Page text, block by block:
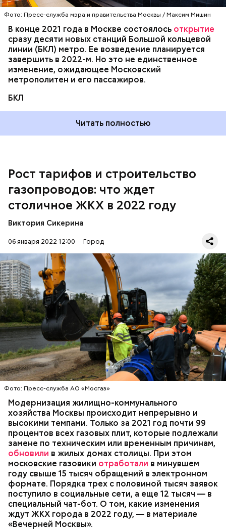
Фото: Пресс-служба мэра и правительства Москвы / Максим Мишин
В конце 2021 года в Москве состоялось открытие
сразу десяти новых станций Большой кольцевой
линии (БКЛ) метро. Ее возведение планируется
завершить в 2022-м. Но это не единственное
изменение, ожидающее Московский
метрополитен и его пассажиров.
БКЛ
Читать полностью
Рост тарифов и строительство
газопроводов: что ждет
столичное ЖКХ в 2022 году
Виктория Сикерина
06 января 2022 12:00 Город
Фото: Пресс-служба АО «Мосгаз»
Модернизация жилищно-коммунального
хозяйства Москвы происходит непрерывно и
высокими темпами. Только за 2021 год почти 99
процентов всех газовых плит, которые подлежали
замене по техническим или временным причинам,
обновили в жилых домах столицы. При этом
московские газовики отработали в минувшем
году свыше 15 тысяч обращений в электронном
формате. Порядка трех с половиной тысяч заявок
поступило в социальные сети, а еще 12 тысяч — в
специальный чат-бот. О том, какие изменения
ждут ЖКХ города в 2022 году, — в материале
«Вечерней Москвы».
В первое полугодие тарифы на коммунальные
услуги в Москве сохранятся на текущем уровне.
Соответствующее распоряжение месяц назад
подписалмэр столицы Сергей Собянин. Согласно
документу, с 1 января по 30 июня 2022 года
тарифы расти не будут, а с 1 июля по 31 декабря
2022 года — увеличатся на шесть процентов.
Замена лифтов
заместителя мэра Москвы по вопросам жилищно-
коммунального хозяйства и благоустройства
Петра Бирюкова, замена оборудования в большей
степени предусмотрена на юго-востоке, юге и
юго-западе города. Здесь обновят 400, 350 и 315
единиц техники соответственно.
СТРОИТЕЛЬСТВО МОСКВА ЖКХ